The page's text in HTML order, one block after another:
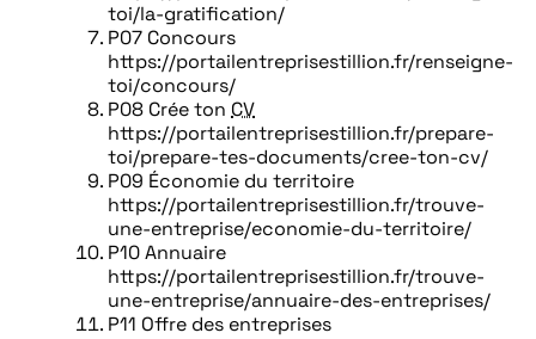
toi/la-gratification/
P07 Concours
https://portailentreprisestillion.fr/renseigne-
toi/concours/
P08 Crée ton CV
https://portailentreprisestillion.fr/prepare-
toi/prepare-tes-documents/cree-ton-cv/
P09 Économie du territoire
https://portailentreprisestillion.fr/trouve-
une-entreprise/economie-du-territoire/
P10 Annuaire
https://portailentreprisestillion.fr/trouve-
une-entreprise/annuaire-des-entreprises/
P11 Offre des entreprises